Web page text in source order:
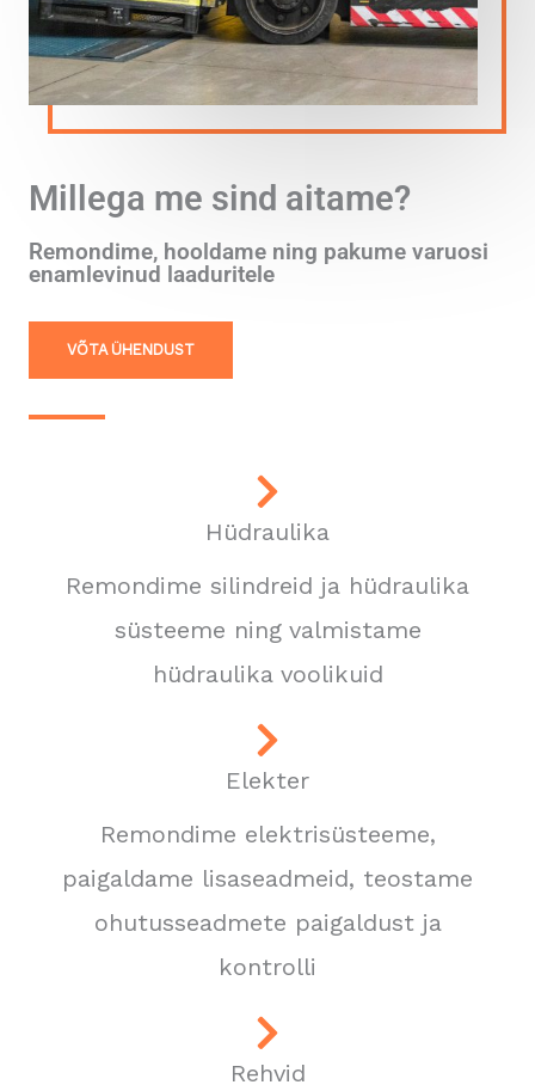
Millega me sind aitame?
Remondime, hooldame ning pakume varuosi
enamlevinud laaduritele
VÕTA ÜHENDUST
Hüdraulika
Remondime silindreid ja hüdraulika
süsteeme ning valmistame
hüdraulika voolikuid
Elekter
Remondime elektrisüsteeme,
paigaldame lisaseadmeid, teostame
ohutusseadmete paigaldust ja
kontrolli
Rehvid